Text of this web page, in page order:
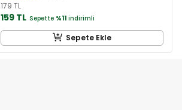
179 TL
159 TL Sepette %11 indirimli
Sepete Ekle